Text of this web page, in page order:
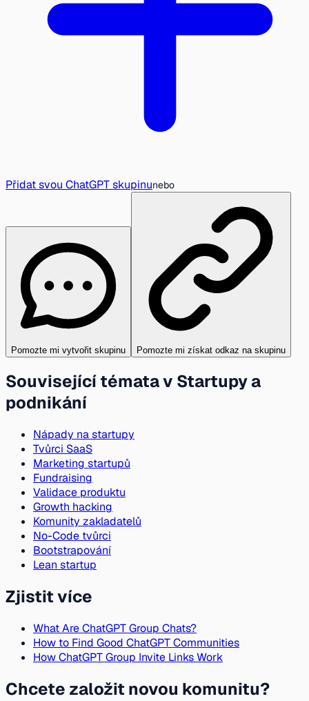
Přidat svou ChatGPT skupinunebo
Pomozte mi vytvořit skupinu Pomozte mi získat odkaz na skupinu
Související témata v Startupy a
podnikání
Nápady na startupy
Tvůrci SaaS
Marketing startupů
Fundraising
Validace produktu
Growth hacking
Komunity zakladatelů
No-Code tvůrci
Bootstrapování
Lean startup
Zjistit více
What Are ChatGPT Group Chats?
How to Find Good ChatGPT Communities
How ChatGPT Group Invite Links Work
Chcete založit novou komunitu?